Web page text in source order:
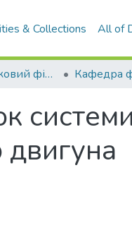
& Collections All of
Навчально-науковий фізико-технічний інститут (НН ФТІ)
двигуна